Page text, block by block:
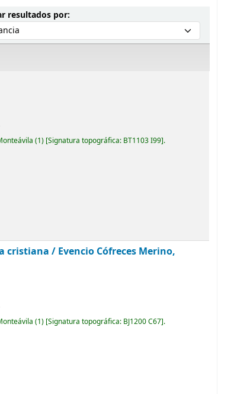
resultados por:Ordenar por:
(1) Signatura topográfica: BT1103 I99 .
cristiana / Evencio Cófreces Merino,
(1) Signatura topográfica: BJ1200 C67 .